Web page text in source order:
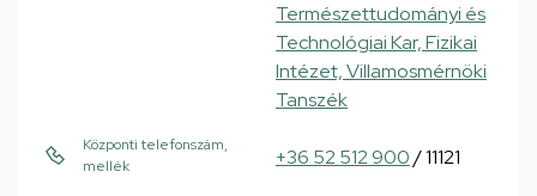
Természettudományi és
Technológiai Kar, Fizikai
Intézet, Villamosmérnöki
Tanszék
Központi telefonszám,
mellék
+36 52 512 900/ 11121